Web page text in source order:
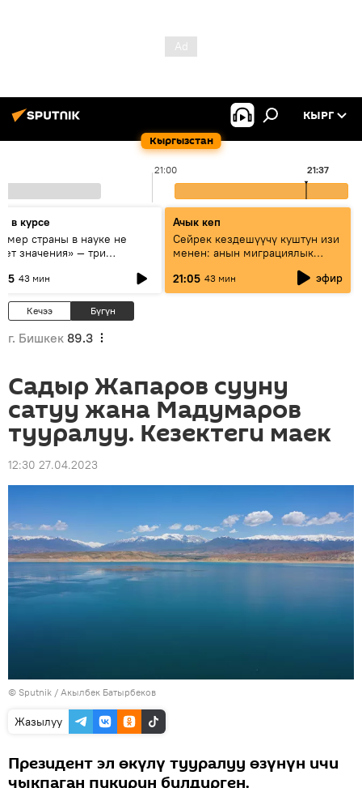
Кыргызстан
КЫРГ
21:00 21:37
в курсе
страны в науке не
значения» — три
и Кыргызстана в
43 мин
Ачык кеп
Сейрек кездешүүчү куштун изи
менен: анын миграциялык
жолу эмнеден кабар берет?
21:05 43 мин эфир
Кечээ Бүгүн
г. Бишкек 89.3
Садыр Жапаров сууну
сатуу жана Мадумаров
тууралуу. Кезектеги маек
12:30 27.04.2023
© Sputnik / Акылбек Батырбеков
Жазылуу
Президент эл өкүлү тууралуу өзүнүн ичи
чыкпаган пикирин билдирген.